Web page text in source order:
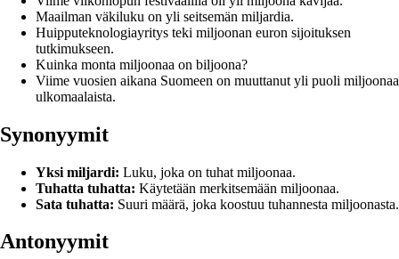
Maailman väkiluku on yli seitsemän miljardia.
Huipputeknologiayritys teki miljoonan euron sijoituksen
tutkimukseen.
Kuinka monta miljoonaa on biljoona?
Viime vuosien aikana Suomeen on muuttanut yli puoli miljoonaa
ulkomaalaista.
Synonyymit
Yksi miljardi: Luku, joka on tuhat miljoonaa.
Tuhatta tuhatta: Käytetään merkitsemään miljoonaa.
Sata tuhatta: Suuri määrä, joka koostuu tuhannesta miljoonasta.
Antonyymit